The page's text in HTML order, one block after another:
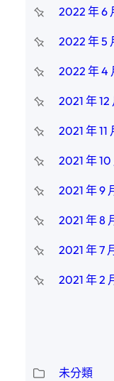
2022 年 6
2022 年 5
2022 年 4
2021 年 12
2021 年 11
2021 年 10
2021 年 9
2021 年 8
2021 年 7
2021 年 2
未分類